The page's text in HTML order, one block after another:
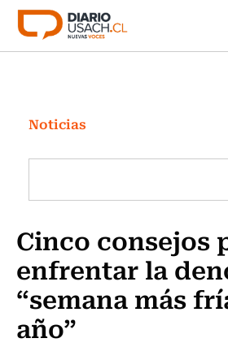
Click acá para ir directamente al
Investigación
Cultura
Programas Radio y TV Usach
Noticias
Cinco consejos
enfrentar la
“semana más
año”